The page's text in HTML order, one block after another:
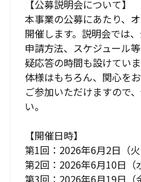
【公募説明会について】
本事業の公募にあたり、
開催します。説明会では
申請方法、スケジュール
疑応答の時間も設けてい
体様はもちろん、関心を
ご参加いただけますので
い。
【開催日時】
第1回：2026年6月2日（
第2回：2026年6月10日（
第3回：2026年6月19日（